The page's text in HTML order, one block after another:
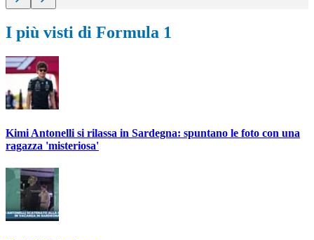
I più visti di Formula 1
Kimi Antonelli si rilassa in Sardegna: spuntano le foto con una
ragazza 'misteriosa'